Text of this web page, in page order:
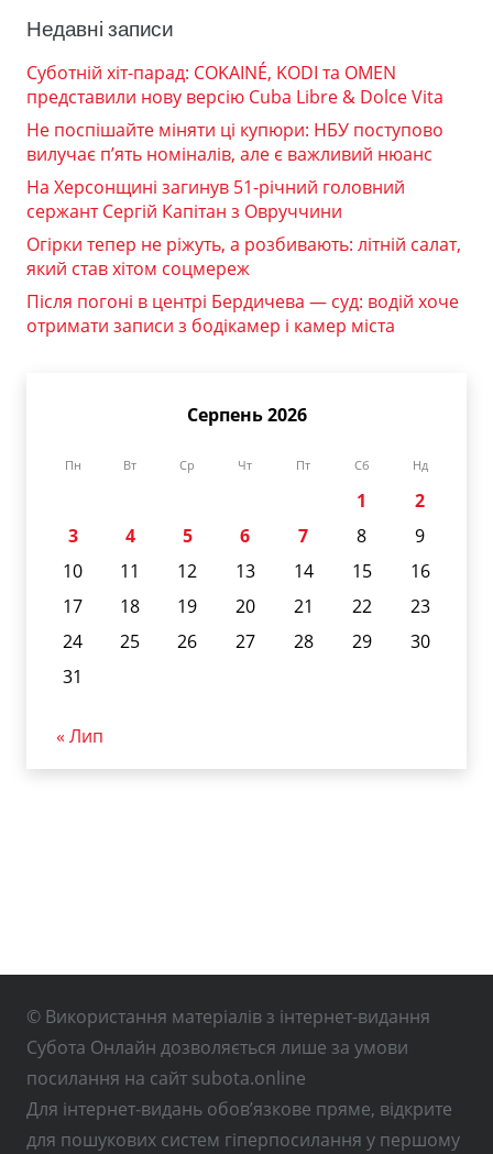
Недавні записи
Суботній хіт-парад: COKAINÉ, KODI та OMEN
представили нову версію Cuba Libre & Dolce Vita
Не поспішайте міняти ці купюри: НБУ поступово
вилучає п’ять номіналів, але є важливий нюанс
На Херсонщині загинув 51-річний головний
сержант Сергій Капітан з Овруччини
Огірки тепер не ріжуть, а розбивають: літній салат,
який став хітом соцмереж
Після погоні в центрі Бердичева — суд: водій хоче
отримати записи з бодікамер і камер міста
Серпень 2026
Пн Вт Ср Чт Пт Сб Нд
1
2
3
4 5 6 7 8
9
10
11 12 13 14 15
16
17
18 19 20 21 22
23
24
25 26 27 28 29
30
31
« Лип
© Використання матеріалів з інтернет-видання
Субота Онлайн дозволяється лише за умови
посилання на сайт subota.online
Для інтернет-видань обов’язкове пряме, відкрите
для пошукових систем гіперпосилання у першому